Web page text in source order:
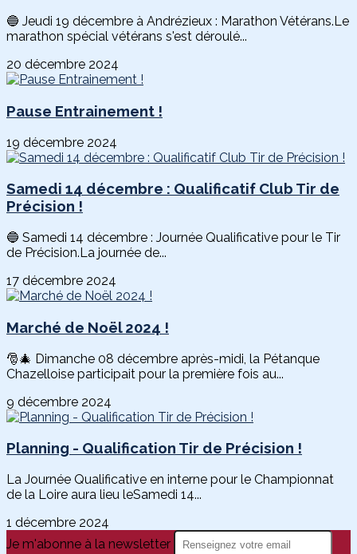
🔵 Jeudi 19 décembre à Andrézieux : Marathon Vétérans.Le
marathon spécial vétérans s'est déroulé...
20 décembre 2024
Pause Entrainement !
19 décembre 2024
Samedi 14 décembre : Qualificatif Club Tir de
Précision !
🔵 Samedi 14 décembre : Journée Qualificative pour le Tir
de Précision.La journée de...
17 décembre 2024
Marché de Noël 2024 !
🎅🎄 Dimanche 08 décembre après-midi, la Pétanque
Chazelloise participait pour la première fois au...
9 décembre 2024
Planning - Qualification Tir de Précision !
La Journée Qualificative en interne pour le Championnat
de la Loire aura lieu leSamedi 14...
1 décembre 2024
Je m'abonne à la newsletter